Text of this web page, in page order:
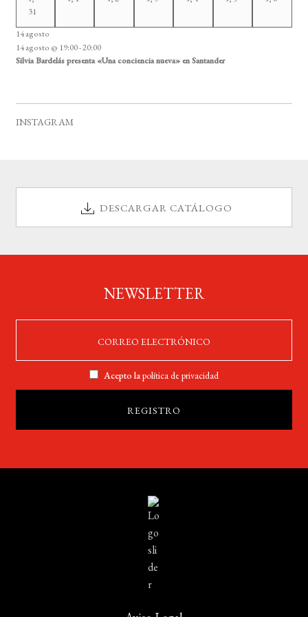
31
14 agosto
14 agosto @ 19:00-20:00
Silvia Bardelás presenta «Una conciencia nueva» en Santander
INSTAGRAM
DESCARGAR CATÁLOGO
NEWSLETTER
Acepto lapolítica de privacidad